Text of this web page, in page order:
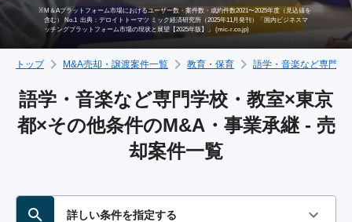
成約事例
M&A専門家の方へ
※M＆Aプラットフォーム市場におけるユーザー数・案件数・成約件数2021〜2025年度（見込値を
含む） No.1 出典：デロイトトーマツ ミック経済研究所（2025年11月発刊）「国内ビジネスマ
ッチングプラットフォーム市場の現状と展望【2025年版】」 (mic-r.co.jp)
トップ M&A売却・譲渡案件一覧 教育・保育 語学・音楽など専門学
語学・音楽など専門学校・教室×東京
都×その他条件のM&A・事業承継 - 売
却案件一覧
詳しい条件を指定する